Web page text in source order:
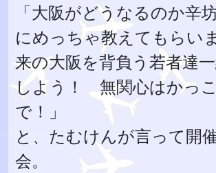
「大阪がどうなるのか辛
にめっちゃ教えてもら
来の大阪を背負う若者達
しよう！ 無関心はかっ
で！」
と、たむけんが言って開
会。